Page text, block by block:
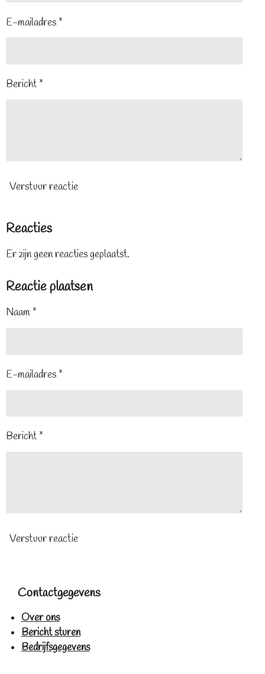
E-mailadres *
Bericht *
Verstuur reactie
Reacties
Er zijn geen reacties geplaatst.
Reactie plaatsen
Naam *
E-mailadres *
Bericht *
Verstuur reactie
Contactgegevens
Over ons
Bericht sturen
Bedrijfsgegevens